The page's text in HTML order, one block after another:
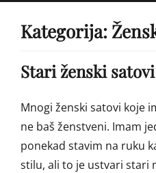
Kategorija:
Stari ženski
Mnogi ženski satovi koje
ne baš ženstveni. Imam
ponekad stavim na ruku
stilu, ali to je ustvari stari